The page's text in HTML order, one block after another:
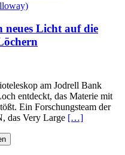
neues Licht auf die
am Jodrell Bank
entdeckt, das Materie mit
Ein Forschungsteam der
das Very Large […]